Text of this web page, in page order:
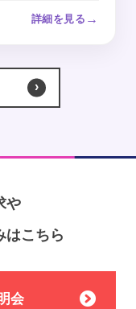
詳細を見る →
や
はこちら
会